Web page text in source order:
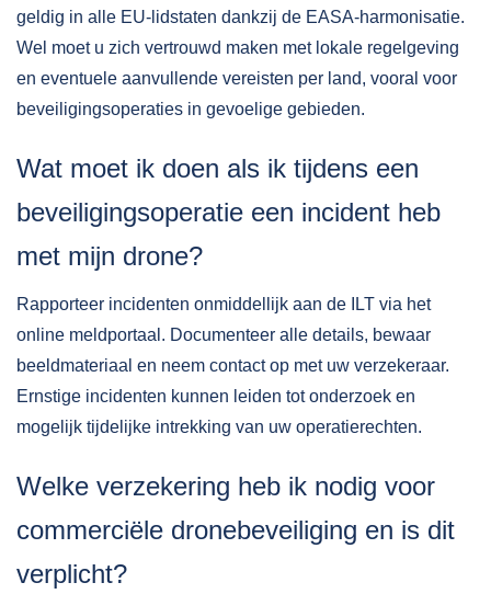
geldig in alle EU-lidstaten dankzij de EASA-harmonisatie.
Wel moet u zich vertrouwd maken met lokale regelgeving
en eventuele aanvullende vereisten per land, vooral voor
beveiligingsoperaties in gevoelige gebieden.
Wat moet ik doen als ik tijdens een
beveiligingsoperatie een incident heb
met mijn drone?
Rapporteer incidenten onmiddellijk aan de ILT via het
online meldportaal. Documenteer alle details, bewaar
beeldmateriaal en neem contact op met uw verzekeraar.
Ernstige incidenten kunnen leiden tot onderzoek en
mogelijk tijdelijke intrekking van uw operatierechten.
Welke verzekering heb ik nodig voor
commerciële dronebeveiliging en is dit
verplicht?